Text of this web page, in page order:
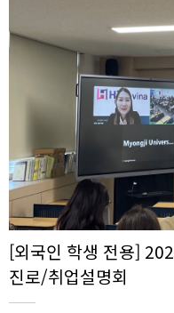
[외국인 학생 전용]
진로/취업설명회